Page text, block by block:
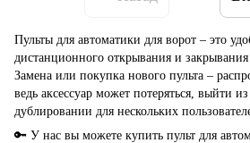
Пульты для автоматики для ворот – это
дистанционного открывания и
Замена или покупка нового пульта –
ведь аксессуар может потеряться, выйти
дублировании для нескольких
🔑 У нас вы можете купить пульт для